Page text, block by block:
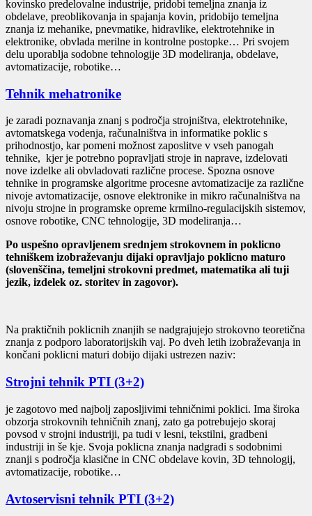
kovinsko predelovalne industrije, pridobi temeljna znanja iz
obdelave, preoblikovanja in spajanja kovin, pridobijo temeljna
znanja iz mehanike, pnevmatike, hidravlike, elektrotehnike in
elektronike, obvlada merilne in kontrolne postopke… Pri svojem
delu uporablja sodobne tehnologije 3D modeliranja, obdelave,
avtomatizacije, robotike…
Tehnik mehatronike
je zaradi poznavanja znanj s področja strojništva, elektrotehnike,
avtomatskega vodenja, računalništva in informatike poklic s
prihodnostjo, kar pomeni možnost zaposlitve v vseh panogah
tehnike, kjer je potrebno popravljati stroje in naprave, izdelovati
nove izdelke ali obvladovati različne procese. Spozna osnove
tehnike in programske algoritme procesne avtomatizacije za različne
nivoje avtomatizacije, osnove elektronike in mikro računalništva na
nivoju strojne in programske opreme krmilno-regulacijskih sistemov,
osnove robotike, CNC tehnologije, 3D modeliranja…
Po uspešno opravljenem srednjem strokovnem in poklicno
tehniškem izobraževanju dijaki opravljajo poklicno maturo
(slovenščina, temeljni strokovni predmet, matematika ali tuji
jezik, izdelek oz. storitev in zagovor).
Na praktičnih poklicnih znanjih se nadgrajujejo strokovno teoretična
znanja z podporo laboratorijskih vaj. Po dveh letih izobraževanja in
končani poklicni maturi dobijo dijaki ustrezen naziv:
Strojni tehnik PTI (3+2)
je zagotovo med najbolj zaposljivimi tehničnimi poklici. Ima široka
obzorja strokovnih tehničnih znanj, zato ga potrebujejo skoraj
povsod v strojni industriji, pa tudi v lesni, tekstilni, gradbeni
industriji in še kje. Svoja poklicna znanja nadgradi s sodobnimi
znanji s področja klasične in CNC obdelave kovin, 3D tehnologij,
avtomatizacije, robotike…
Avtoservisni tehnik PTI (3+2)